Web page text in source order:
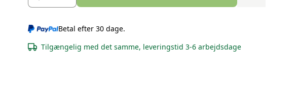
Betal efter 30 dage.
Tilgængelig med det samme, leveringstid 3-6 arbejdsdage